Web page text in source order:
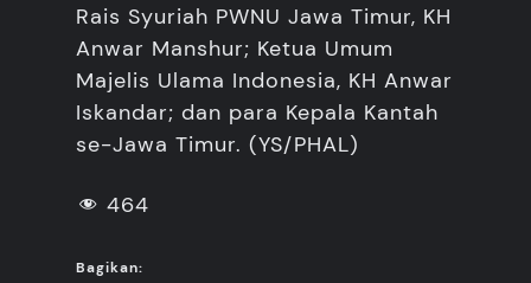
Rais Syuriah PWNU Jawa Timur, KH
Anwar Manshur; Ketua Umum
Majelis Ulama Indonesia, KH Anwar
Iskandar; dan para Kepala Kantah
se-Jawa Timur. (YS/PHAL)
464
Bagikan: